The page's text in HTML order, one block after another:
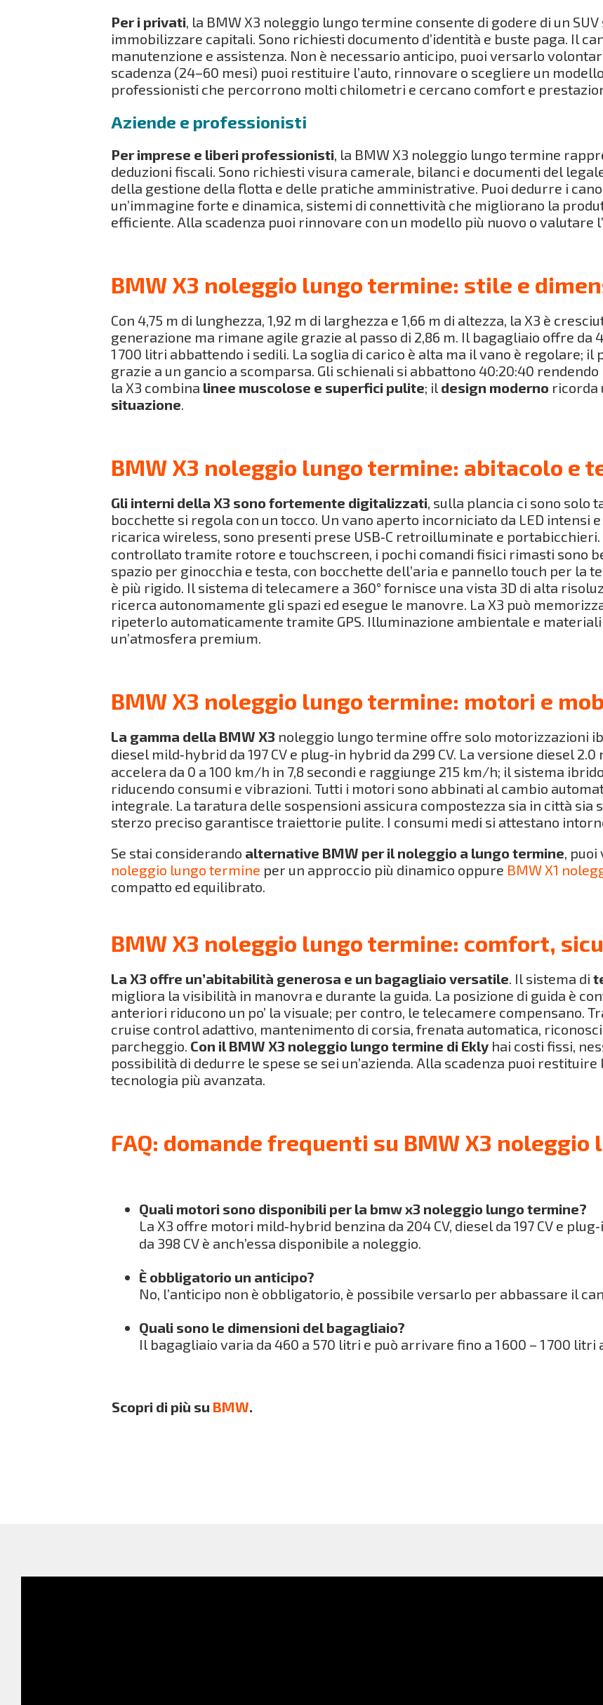
Per i privati, la BMW X3 noleggio lungo termine consente di godere di un
immobilizzare capitali. Sono richiesti documento d’identità e buste paga. Il
manutenzione e assistenza. Non è necessario anticipo, puoi versarlo
scadenza (24–60 mesi) puoi restituire l’auto, rinnovare o scegliere un
professionisti che percorrono molti chilometri e cercano comfort e
Aziende e professionisti
Per imprese e liberi professionisti, la BMW X3 noleggio lungo termine
deduzioni fiscali. Sono richiesti visura camerale, bilanci e documenti del
della gestione della flotta e delle pratiche amministrative. Puoi dedurre i
un’immagine forte e dinamica, sistemi di connettività che migliorano la
efficiente. Alla scadenza puoi rinnovare con un modello più nuovo o valutare
BMW X3 noleggio lungo termine: stile e
Con 4,75 m di lunghezza, 1,92 m di larghezza e 1,66 m di altezza, la X3 è
generazione ma rimane agile grazie al passo di 2,86 m. Il bagagliaio offre da
1 700 litri abbattendo i sedili. La soglia di carico è alta ma il vano è regolare;
grazie a un gancio a scomparsa. Gli schienali si abbattono 40:20:40
la X3 combina linee muscolose e superfici pulite; il design moderno ricorda
situazione.
BMW X3 noleggio lungo termine: abitacolo e
Gli interni della X3 sono fortemente digitalizzati, sulla plancia ci sono solo
bocchette si regola con un tocco. Un vano aperto incorniciato da LED intensi
ricarica wireless, sono presenti prese USB‑C retroilluminate e
controllato tramite rotore e touchscreen, i pochi comandi fisici rimasti sono
spazio per ginocchia e testa, con bocchette dell’aria e pannello touch per la
è più rigido. Il sistema di telecamere a 360° fornisce una vista 3D di alta
ricerca autonomamente gli spazi ed esegue le manovre. La X3 può
ripeterlo automaticamente tramite GPS. Illuminazione ambientale e
un’atmosfera premium.
BMW X3 noleggio lungo termine: motori e
La gamma della BMW X3 noleggio lungo termine offre solo motorizzazioni
diesel mild‑hybrid da 197 CV e plug‑in hybrid da 299 CV. La versione diesel 2.0
accelera da 0 a 100 km/h in 7,8 secondi e raggiunge 215 km/h; il sistema
riducendo consumi e vibrazioni. Tutti i motori sono abbinati al cambio
integrale. La taratura delle sospensioni assicura compostezza sia in città
sterzo preciso garantisce traiettorie pulite. I consumi medi si attestano
Se stai considerando alternative BMW per il noleggio a lungo termine,
noleggio lungo termine per un approccio più dinamico oppure BMW X1
compatto ed equilibrato.
BMW X3 noleggio lungo termine: comfort,
La X3 offre un’abitabilità generosa e un bagagliaio versatile. Il sistema di
migliora la visibilità in manovra e durante la guida. La posizione di guida è
anteriori riducono un po’ la visuale; per contro, le telecamere compensano.
cruise control adattivo, mantenimento di corsia, frenata automatica,
parcheggio. Con il BMW X3 noleggio lungo termine di Ekly hai costi fissi,
possibilità di dedurre le spese se sei un’azienda. Alla scadenza puoi restituire
tecnologia più avanzata.
FAQ: domande frequenti su BMW X3
Quali motori sono disponibili per la bmw x3 noleggio lungo termine?
La X3 offre motori mild‑hybrid benzina da 204 CV, diesel da 197 CV e
da 398 CV è anch’essa disponibile a noleggio.
È obbligatorio un anticipo?
No, l’anticipo non è obbligatorio, è possibile versarlo per abbassare il
Quali sono le dimensioni del bagagliaio?
Il bagagliaio varia da 460 a 570 litri e può arrivare fino a 1 600 – 1 700 litri
Scopri di più su BMW.